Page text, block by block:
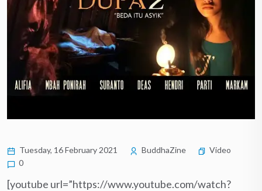
Tuesday, 16 February 2021 BuddhaZine
Video
0
[youtube url=”https://www.youtube.com/watch?